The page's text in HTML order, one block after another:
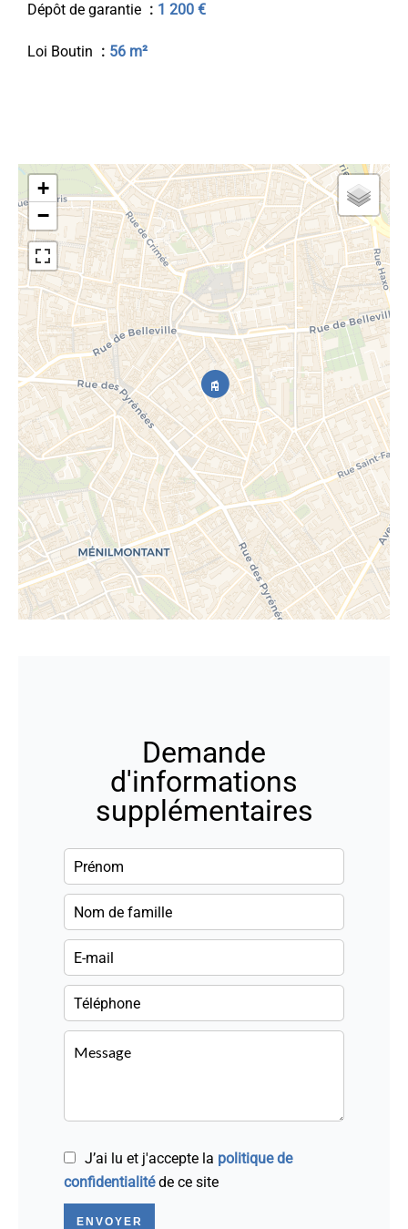
Dépôt de garantie 1 200 €
Loi Boutin 56 m²
+
−
Demande
d'informations
supplémentaires
J’ai lu et j'accepte la politique de
confidentialitéde ce site
ENVOYER